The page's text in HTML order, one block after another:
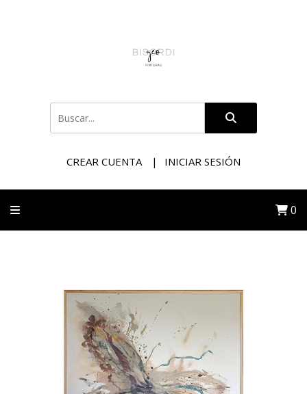
CREAR CUENTA INICIAR SESIÓN
0